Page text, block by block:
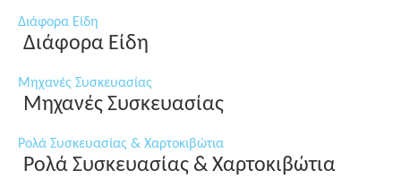
Διάφορα Είδη
Διάφορα Είδη
Μηχανές Συσκευασίας
Μηχανές Συσκευασίας
Ρολά Συσκευασίας & Χαρτοκιβώτια
Ρολά Συσκευασίας & Χαρτοκιβώτια